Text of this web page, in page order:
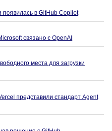
в GitHub Copilot
связано с OpenAI
места для загрузки
представили стандарт Agent